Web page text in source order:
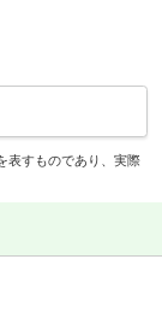
表すものであり、実際